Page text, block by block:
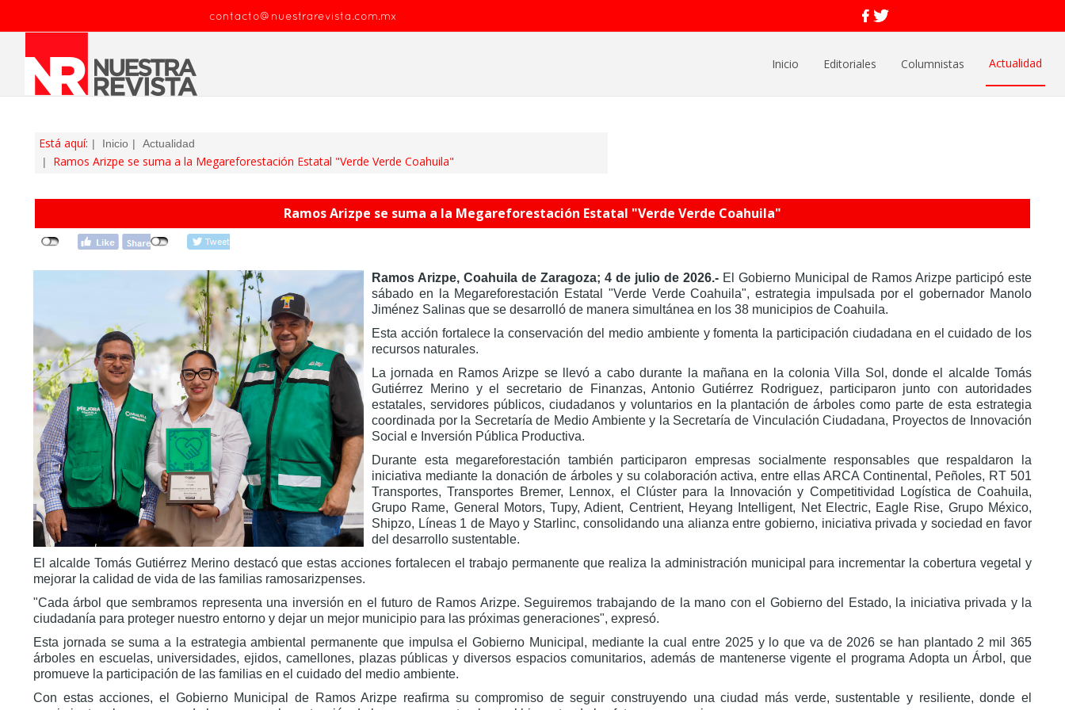
contacto@nuestrarevista.com.mx
Inicio Editoriales Columnistas Actualidad
Está aquí: Inicio Actualidad
Ramos Arizpe se suma a la Megareforestación Estatal "Verde Verde Coahuila"
Ramos Arizpe se suma a la Megareforestación Estatal "Verde Verde Coahuila"
Ramos Arizpe, Coahuila de Zaragoza; 4 de julio de 2026.- El Gobierno Municipal de Ramos Arizpe participó este
sábado en la Megareforestación Estatal "Verde Verde Coahuila", estrategia impulsada por el gobernador Manolo
Jiménez Salinas que se desarrolló de manera simultánea en los 38 municipios de Coahuila.
Esta acción fortalece la conservación del medio ambiente y fomenta la participación ciudadana en el cuidado de los
recursos naturales.
La jornada en Ramos Arizpe se llevó a cabo durante la mañana en la colonia Villa Sol, donde el alcalde Tomás
Gutiérrez Merino y el secretario de Finanzas, Antonio Gutiérrez Rodriguez, participaron junto con autoridades
estatales, servidores públicos, ciudadanos y voluntarios en la plantación de árboles como parte de esta estrategia
coordinada por la Secretaría de Medio Ambiente y la Secretaría de Vinculación Ciudadana, Proyectos de Innovación
Social e Inversión Pública Productiva.
Durante esta megareforestación también participaron empresas socialmente responsables que respaldaron la
iniciativa mediante la donación de árboles y su colaboración activa, entre ellas ARCA Continental, Peñoles, RT 501
Transportes, Transportes Bremer, Lennox, el Clúster para la Innovación y Competitividad Logística de Coahuila,
Grupo Rame, General Motors, Tupy, Adient, Centrient, Heyang Intelligent, Net Electric, Eagle Rise, Grupo México,
Shipzo, Líneas 1 de Mayo y Starlinc, consolidando una alianza entre gobierno, iniciativa privada y sociedad en favor
del desarrollo sustentable.
El alcalde Tomás Gutiérrez Merino destacó que estas acciones fortalecen el trabajo permanente que realiza la administración municipal para incrementar la cobertura vegetal y
mejorar la calidad de vida de las familias ramosarizpenses.
"Cada árbol que sembramos representa una inversión en el futuro de Ramos Arizpe. Seguiremos trabajando de la mano con el Gobierno del Estado, la iniciativa privada y la
ciudadanía para proteger nuestro entorno y dejar un mejor municipio para las próximas generaciones", expresó.
Esta jornada se suma a la estrategia ambiental permanente que impulsa el Gobierno Municipal, mediante la cual entre 2025 y lo que va de 2026 se han plantado 2 mil 365
árboles en escuelas, universidades, ejidos, camellones, plazas públicas y diversos espacios comunitarios, además de mantenerse vigente el programa Adopta un Árbol, que
promueve la participación de las familias en el cuidado del medio ambiente.
Con estas acciones, el Gobierno Municipal de Ramos Arizpe reafirma su compromiso de seguir construyendo una ciudad más verde, sustentable y resiliente, donde el